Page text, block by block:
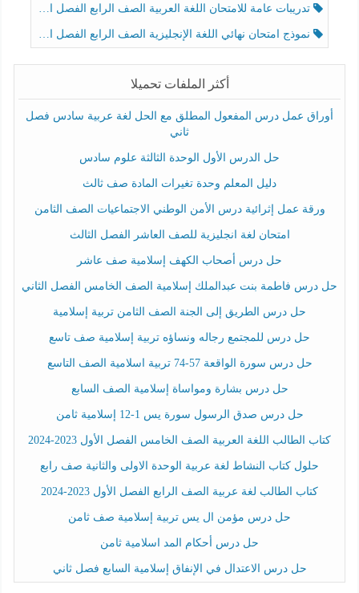
تدريبات عامة للامتحان اللغة العربية الصف الرابع الفصل الثالث
نموذج امتحان نهائي اللغة الإنجليزية الصف الرابع الفصل الثالث
أكثر الملفات تحميلا
أوراق عمل درس المفعول المطلق مع الحل لغة عربية سادس فصل
ثاني
حل الدرس الأول الوحدة الثالثة علوم سادس
دليل المعلم وحدة تغيرات المادة صف ثالث
ورقة عمل إثرائية درس الأمن الوطني الاجتماعيات الصف الثامن
امتحان لغة انجليزية للصف العاشر الفصل الثالث
حل درس أصحاب الكهف إسلامية صف عاشر
حل درس فاطمة بنت عبدالملك إسلامية الصف الخامس الفصل الثاني
حل درس الطريق إلى الجنة الصف الثامن تربية إسلامية
حل درس للمجتمع رجاله ونساؤه تربية إسلامية صف تاسع
حل درس سورة الواقعة 57-74 تربية اسلامية الصف التاسع
حل درس بشارة ومواساة إسلامية الصف السابع
حل درس صدق الرسول سورة يس 1-12 إسلامية ثامن
كتاب الطالب اللغة العربية الصف الخامس الفصل الأول 2023-2024
حلول كتاب النشاط لغة عربية الوحدة الاولى والثانية صف رابع
كتاب الطالب لغة عربية الصف الرابع الفصل الأول 2023-2024
حل درس مؤمن ال يس تربية إسلامية صف ثامن
حل درس أحكام المد اسلامية ثامن
حل درس الاعتدال في الإنفاق إسلامية السابع فصل ثاني